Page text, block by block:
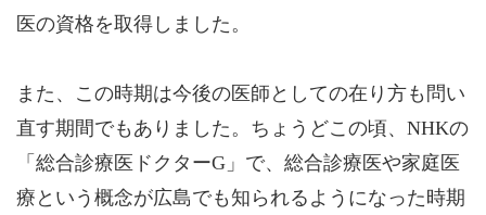
医の資格を取得しました。
また、この時期は今後の医師としての在り方も問い
直す期間でもありました。ちょうどこの頃、NHKの
「総合診療医ドクターG」で、総合診療医や家庭医
療という概念が広島でも知られるようになった時期